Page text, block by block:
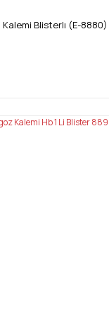
Blisterlı (E-8880)